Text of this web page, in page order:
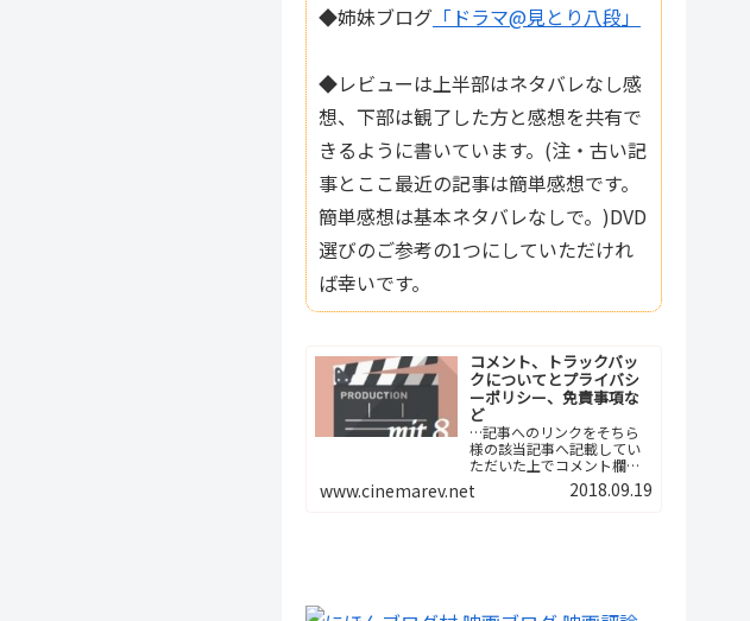
◆姉妹ブログ 「ドラマ@見とり八段」
◆レビューは上半部はネタバレなし感
想、下部は観了した方と感想を共有で
きるように書いています。(注・古い記
事とここ最近の記事は簡単感想です。
簡単感想は基本ネタバレなしで。)DVD
選びのご参考の1つにしていただけれ
ば幸いです。
コメント、トラックバッ
クについてとプライバシ
ーポリシー、免責事項な
ど
…記事へのリンクをそちら
様の該当記事へ記載してい
ただいた上でコメント欄へ
ご報告下さい。つまり、今
後は記事間の相互リンクと
www.cinemarev.net 2018.09.19